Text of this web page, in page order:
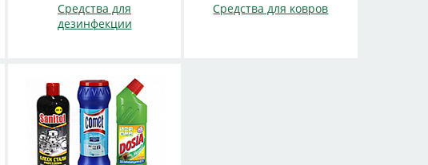
Средства для
дезинфекции
Средства для ковров